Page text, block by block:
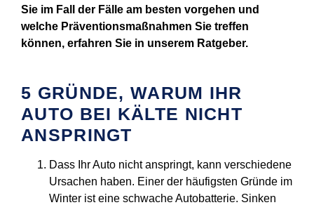
Sie im Fall der Fälle am besten vorgehen und
welche Präventionsmaßnahmen Sie treffen
können, erfahren Sie in unserem Ratgeber.
5 GRÜNDE, WARUM IHR
AUTO BEI KÄLTE NICHT
ANSPRINGT
Dass Ihr Auto nicht anspringt, kann verschiedene
Ursachen haben. Einer der häufigsten Gründe im
Winter ist eine schwache Autobatterie. Sinken